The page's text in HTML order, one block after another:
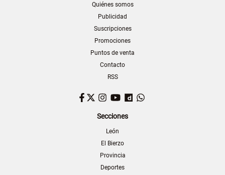
Quiénes somos
Publicidad
Suscripciones
Promociones
Puntos de venta
Contacto
RSS
Facebook
TwitterInstagram
YouTubeDailymotion
Secciones
León
El Bierzo
Provincia
Deportes